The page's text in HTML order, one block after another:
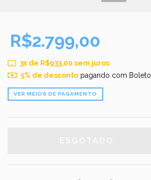
R$2.799,00
3x de R$933,00 sem juros
5% de descontopagando com Boleto
VER MEIOS DE PAGAMENTO